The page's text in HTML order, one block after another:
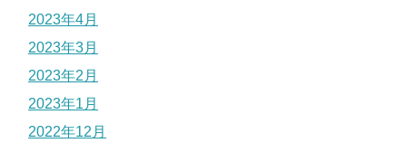
2023年4月
2023年3月
2023年2月
2023年1月
2022年12月